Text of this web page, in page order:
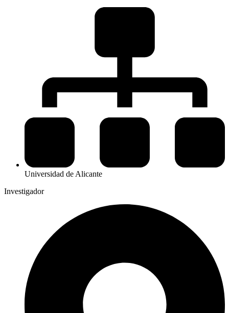
Universidad de Alicante
Investigador